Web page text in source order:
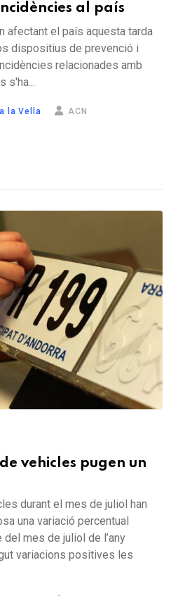
al país
afectant el país aquesta tarda
dispositius de prevenció i
relacionades amb
la Vella ACN
vehicles pugen un
durant el mes de juliol han
una variació percentual
mes de juliol de l’any
variacions positives les